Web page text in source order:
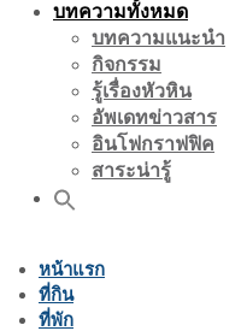
บทความทั้งหมด
บทความแนะนำ
กิจกรรม
รู้เรื่องหัวหิน
อัพเดทข่าวสาร
อินโฟกราฟฟิค
สาระน่ารู้
หน้าแรก
ที่กิน
ที่พัก